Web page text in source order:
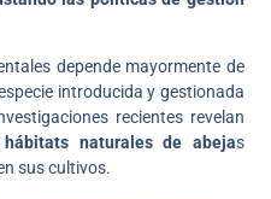
depende mayormente de
introducida y gestionada
recientes revelan
naturales de abejas
sus cultivos.